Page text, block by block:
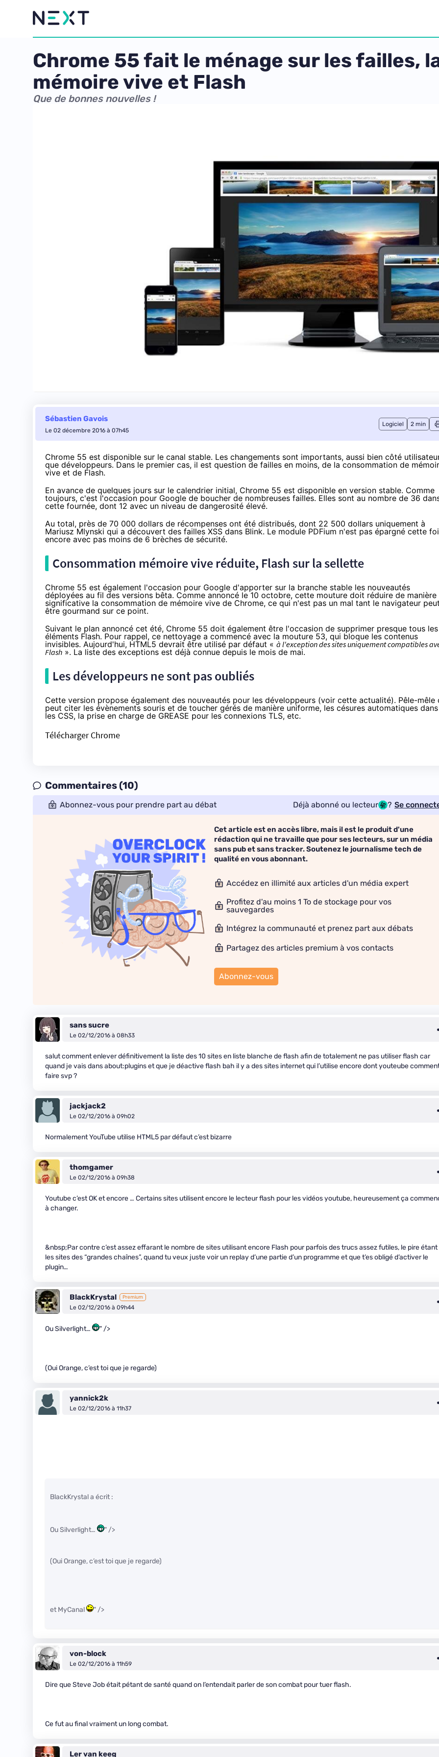
Chrome 55 fait le ménage sur les failles,
mémoire vive et Flash
Que de bonnes nouvelles !
Sébastien Gavois
Le 02 décembre 2016 à 07h45
Logiciel 2 min
Chrome 55 est disponible sur le canal stable. Les changements sont importants, aussi bien côté
que développeurs. Dans le premier cas, il est question de failles en moins, de la consommation de
vive et de Flash.
En avance de quelques jours sur le calendrier initial, Chrome 55 est disponible en version stable. Comme
toujours, c'est l'occasion pour Google de boucher de nombreuses failles. Elles sont au nombre de 36
cette fournée, dont 12 avec un niveau de dangerosité élevé.
Au total, près de 70 000 dollars de récompenses ont été distribués, dont 22 500 dollars uniquement à
Mariusz Mlynski qui a découvert des failles XSS dans Blink. Le module PDFium n'est pas épargné cette
encore avec pas moins de 6 brèches de sécurité.
Consommation mémoire vive réduite, Flash sur la sellette
Chrome 55 est également l'occasion pour Google d'apporter sur la branche stable les nouveautés
déployées au fil des versions bêta. Comme annoncé le 10 octobre, cette mouture doit réduire de manière
significative la consommation de mémoire vive de Chrome, ce qui n'est pas un mal tant le navigateur
être gourmand sur ce point.
Suivant le plan annoncé cet été, Chrome 55 doit également être l'occasion de supprimer presque tous les
éléments Flash. Pour rappel, ce nettoyage a commencé avec la mouture 53, qui bloque les contenus
invisibles. Aujourd'hui, HTML5 devrait être utilisé par défaut « à l'exception des sites uniquement compatibles
Flash ». La liste des exceptions est déjà connue depuis le mois de mai.
Les développeurs ne sont pas oubliés
Cette version propose également des nouveautés pour les développeurs (voir cette actualité). Pêle-mêle
peut citer les évènements souris et de toucher gérés de manière uniforme, les césures automatiques dans
les CSS, la prise en charge de GREASE pour les connexions TLS, etc.
Télécharger Chrome
Commentaires (10)
Abonnez-vous pour prendre part au débat Déjà abonné ou lecteur ? Se
Cet article est en accès libre, mais il est le produit d'une
rédaction qui ne travaille que pour ses lecteurs, sur un média
sans pub et sans tracker. Soutenez le journalisme tech de
qualité en vous abonnant.
Accédez en illimité aux articles d'un média expert
Profitez d'au moins 1 To de stockage pour vos
sauvegardes
Intégrez la communauté et prenez part aux débats
Partagez des articles premium à vos contacts
Abonnez-vous
sans sucre
Le 02/12/2016 à 08h33
salut comment enlever définitivement la liste des 10 sites en liste blanche de flash afin de totalement ne pas utiliser flash car
quand je vais dans about:plugins et que je déactive flash bah il y a des sites internet qui l’utilise encore dont youteube
faire svp ?
jackjack2
Le 02/12/2016 à 09h02
Normalement YouTube utilise HTML5 par défaut c’est bizarre
thomgamer
Le 02/12/2016 à 09h38
Youtube c’est OK et encore … Certains sites utilisent encore le lecteur flash pour les vidéos youtube, heureusement ça
à changer.
&nbsp;Par contre c’est assez effarant le nombre de sites utilisant encore Flash pour parfois des trucs assez futiles, le pire étant
les sites des “grandes chaînes”, quand tu veux juste voir un replay d’une partie d’un programme et que t’es obligé d’activer le
plugin…
BlackKrystal Premium
Le 02/12/2016 à 09h44
Ou Silverlight… " />
(Oui Orange, c’est toi que je regarde)
yannick2k
Le 02/12/2016 à 11h37
BlackKrystal a écrit :
Ou Silverlight… " />
(Oui Orange, c’est toi que je regarde)
et MyCanal " />
von-block
Le 02/12/2016 à 11h59
Dire que Steve Job était pétant de santé quand on l’entendait parler de son combat pour tuer flash.
Ce fut au final vraiment un long combat.
Ler van keeg